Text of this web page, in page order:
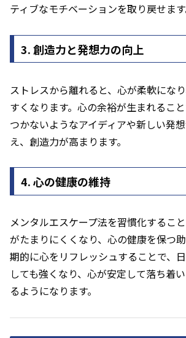
ティブなモチベーションを取り戻せます
3. 創造力と発想力の向上
ストレスから離れると、心が柔軟にな
すくなります。心の余裕が生まれるこ
つかないようなアイディアや新しい発
え、創造力が高まります。
4. 心の健康の維持
メンタルエスケープ法を習慣化するこ
がたまりにくくなり、心の健康を保つ
期的に心をリフレッシュすることで、
しても強くなり、心が安定して落ち着
るようになります。